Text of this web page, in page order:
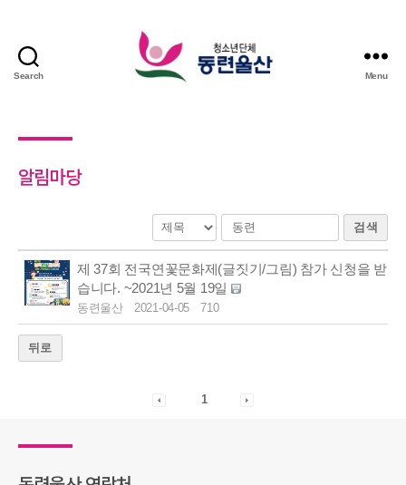
Search Menu
알림마당
검색
제 37회 전국연꽃문화제(글짓기/그림) 참가 신청을 받
습니다. ~2021년 5월 19일
동련울산 2021-04-05 710
뒤로
1